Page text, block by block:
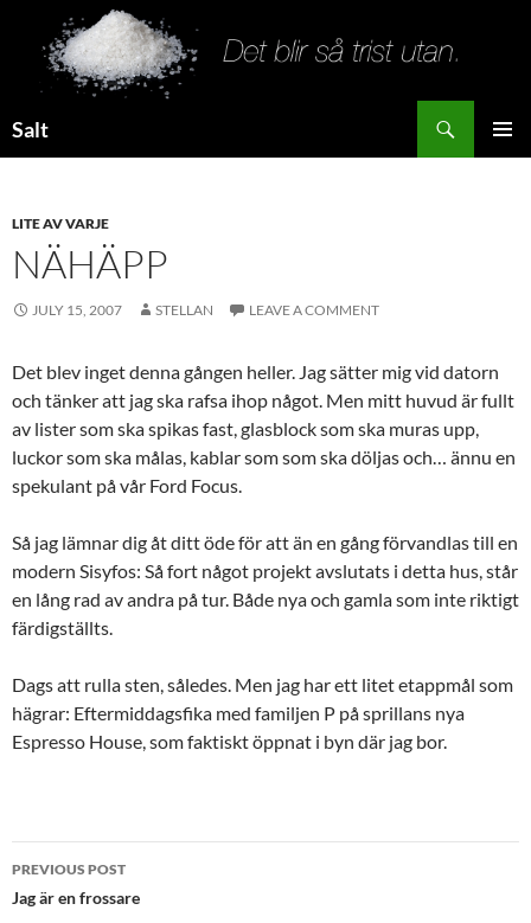
Salt
LITE AV VARJE
NÄHÄPP
JULY 15, 2007 STELLAN LEAVE A COMMENT
Det blev inget denna gången heller. Jag sätter mig vid datorn
och tänker att jag ska rafsa ihop något. Men mitt huvud är fullt
av lister som ska spikas fast, glasblock som ska muras upp,
luckor som ska målas, kablar som som ska döljas och… ännu en
spekulant på vår Ford Focus.
Så jag lämnar dig åt ditt öde för att än en gång förvandlas till en
modern Sisyfos: Så fort något projekt avslutats i detta hus, står
en lång rad av andra på tur. Både nya och gamla som inte riktigt
färdigställts.
Dags att rulla sten, således. Men jag har ett litet etappmål som
hägrar: Eftermiddagsfika med familjen P på sprillans nya
Espresso House, som faktiskt öppnat i byn där jag bor.
Post
navigation
PREVIOUS POST
Jag är en frossare